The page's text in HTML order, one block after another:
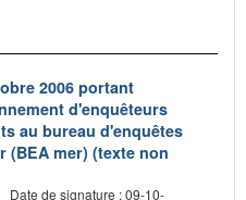
2006 portant
d'enquêteurs
au bureau d'enquêtes
(BEA mer) (texte non
Date de signature : 09-10-